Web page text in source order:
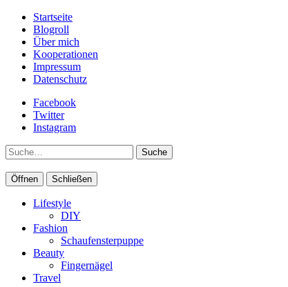
Startseite
Blogroll
Über mich
Kooperationen
Impressum
Datenschutz
Facebook
Twitter
Instagram
Suche
Öffnen Schließen
Lifestyle
DIY
Fashion
Schaufensterpuppe
Beauty
Fingernägel
Travel